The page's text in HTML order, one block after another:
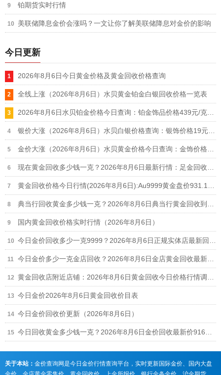
铂期货实时行情
美联储降息金价会涨吗？一文让你了解美联储降息对金价的影响
今日更新
2026年8月6日今日黄金价格及黄金回收价格查询
全线上涨（2026年8月6日）水贝黄金铂金白银回收价格一览表
国内黄金回收价格实时行情（2026年8月6日）
今日金价2026年8月6日黄金回收价目表
今日金价回收价更新（2026年8月6日）
关于本站： 金价查询网是今日金价行情查询平台，实时更新国际金价、国内大盘